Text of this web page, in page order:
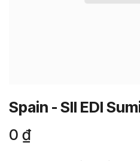
Spain - SII EDI
0 ₫